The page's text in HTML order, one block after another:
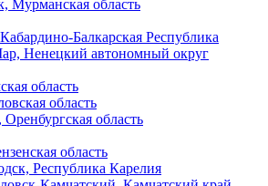
Мурманская область
Балкарская Республика
Ненецкий автономный округ
область
область
Оренбургская область
область
Республика Карелия